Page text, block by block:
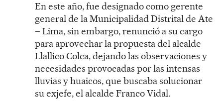
En este año, fue designado como gerente
general de la Municipalidad Distrital de Ate
– Lima, sin embargo, renunció a su cargo
para aprovechar la propuesta del alcalde
Llallico Colca, dejando las observaciones y
necesidades provocadas por las intensas
lluvias y huaicos, que buscaba solucionar
su exjefe, el alcalde Franco Vidal.